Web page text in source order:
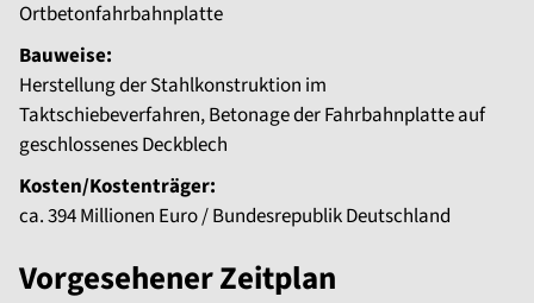
Ortbetonfahrbahnplatte
Bauweise:
Herstellung der Stahlkonstruktion im
Taktschiebeverfahren, Betonage der Fahrbahnplatte auf
geschlossenes Deckblech
Kosten/Kostenträger:
ca. 394 Millionen Euro / Bundesrepublik Deutschland
Vorgesehener Zeitplan